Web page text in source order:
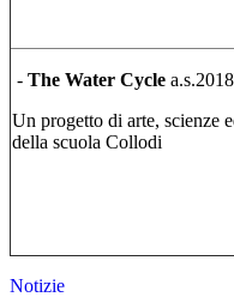
- The Water Cycle
Un progetto di arte, scienze
della scuola Collodi
Notizie